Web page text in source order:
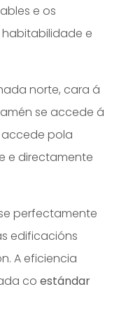
e os
e
norte, cara á
se accede á
pola
e directamente
perfectamente
edificacións
A eficiencia
co estándar